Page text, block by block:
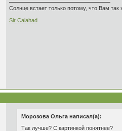
Солнце встает только потому, что Вам так
Sir Calahad
Морозова Ольга написал(а):
Так лучше? С картинкой понятнее?